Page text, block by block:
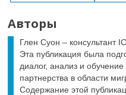
Авторы
Глен Суон – консультант
Эта публикация была
диалог, анализ и
партнерства в области
Содержание этой